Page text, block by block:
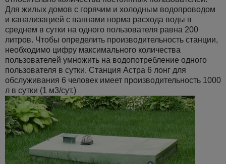
Для жилых домов с горячим и холодным водопроводом
и канализацией с ваннами норма расхода воды в
среднем в сутки на одного пользователя равна 200
литров. Чтобы определить производительность станции,
необходимо цифру максимального количества
пользователей умножить на водопотребление одного
пользователя в сутки. Станция Астра 6 лонг для
обслуживания 6 человек имеет производительность 1000
л в сутки (1 м3/сут.)